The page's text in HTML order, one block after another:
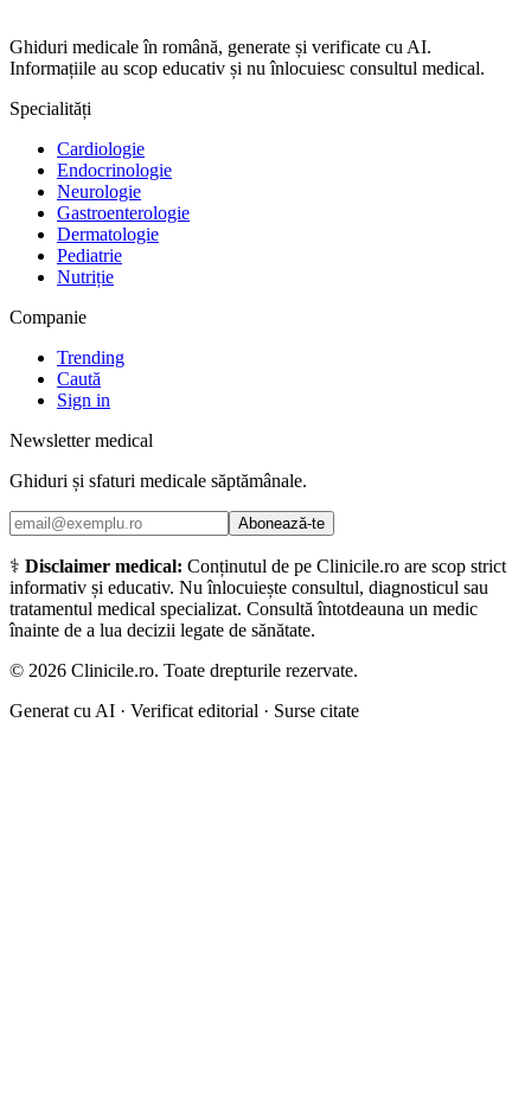
Ghiduri medicale în română, generate și verificate cu AI.
Informațiile au scop educativ și nu înlocuiesc consultul medical.
Specialități
Cardiologie
Endocrinologie
Neurologie
Gastroenterologie
Dermatologie
Pediatrie
Nutriție
Companie
Trending
Caută
Sign in
Newsletter medical
Ghiduri și sfaturi medicale săptămânale.
Abonează-te
⚕️ Disclaimer medical: Conținutul de pe Clinicile.ro are scop strict
informativ și educativ. Nu înlocuiește consultul, diagnosticul sau
tratamentul medical specializat. Consultă întotdeauna un medic
înainte de a lua decizii legate de sănătate.
© 2026 Clinicile.ro. Toate drepturile rezervate.
Generat cu AI · Verificat editorial · Surse citate